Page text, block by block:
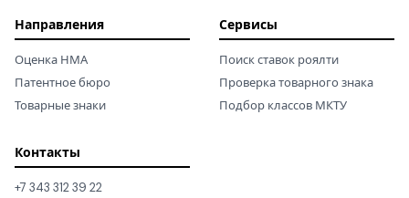
Направления
Оценка НМА
Патентное бюро
Товарные знаки
Сервисы
Поиск ставок роялти
Проверка товарного знака
Подбор классов МКТУ
Контакты
+7 343 312 39 22